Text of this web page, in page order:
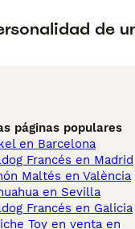
de
páginas populares
en Barcelona
Francés en Madrid
Maltés en València
en Sevilla
Francés en Galicia
Toy en venta en